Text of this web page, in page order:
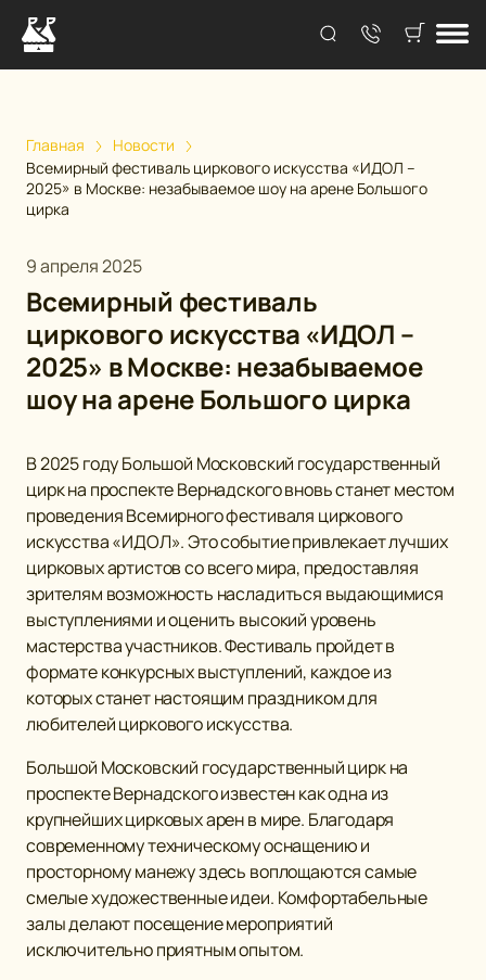
Главная
Новости
Всемирный фестиваль циркового искусства «ИДОЛ –
2025» в Москве: незабываемое шоу на арене Большого
цирка
9 апреля 2025
Всемирный фестиваль
циркового искусства «ИДОЛ –
2025» в Москве: незабываемое
шоу на арене Большого цирка
В 2025 году Большой Московский государственный
цирк на проспекте Вернадского вновь станет местом
проведения Всемирного фестиваля циркового
искусства «ИДОЛ». Это событие привлекает лучших
цирковых артистов со всего мира, предоставляя
зрителям возможность насладиться выдающимися
выступлениями и оценить высокий уровень
мастерства участников. Фестиваль пройдет в
формате конкурсных выступлений, каждое из
которых станет настоящим праздником для
любителей циркового искусства.
Большой Московский государственный цирк на
проспекте Вернадского известен как одна из
крупнейших цирковых арен в мире. Благодаря
современному техническому оснащению и
просторному манежу здесь воплощаются самые
смелые художественные идеи. Комфортабельные
залы делают посещение мероприятий
исключительно приятным опытом.